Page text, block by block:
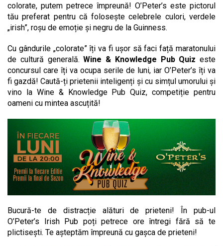
colorate, putem petrece împreună! O’Peter’s este pictorul
tău preferat pentru că folosește celebrele culori, verdele
„irish”, roșu de emoție și negru de la Guinness.
Cu gândurile „colorate” îți va fi ușor să faci față maratonului
de cultură generală.Wine & Knowledge Pub Quiz este
concursul care îți va ocupa serile de luni, iar O’Peter’s îți va
fi gazdă! Caută-ți prietenii inteligenți și cu simțul umorului și
vino la Wine & Knowledge Pub Quiz, competiție pentru
oameni cu mintea ascuțită!
Bucură-te de distracție alături de prieteni! În pub-ul
O’Peter’s Irish Pub poți petrece ore întregi fără să te
plictisești. Te așteptăm împreună cu gașca de prieteni!